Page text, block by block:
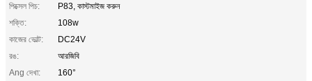
পিক্সেল পিচ:
P83, কাস্টমাইজ করুন
শক্তি:
108w
কাজের ভোল্ট:
DC24V
রঙ:
আরজিবি
Ang দেখা:
160°